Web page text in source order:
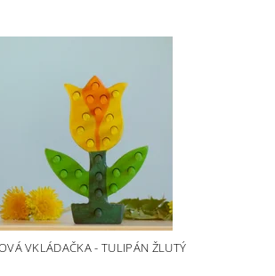
VKLÁDAČKA - TULIPÁN ŽLUTÝ